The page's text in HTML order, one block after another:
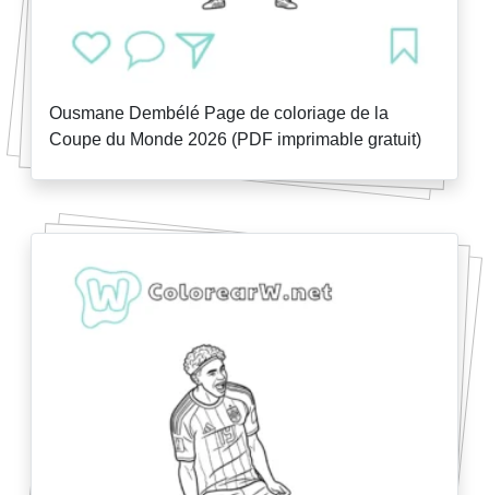
Ousmane Dembélé Page de coloriage de la
Coupe du Monde 2026 (PDF imprimable gratuit)